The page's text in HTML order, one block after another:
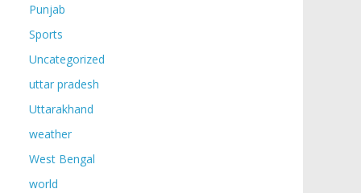
Punjab
Sports
Uncategorized
uttar pradesh
Uttarakhand
weather
West Bengal
world